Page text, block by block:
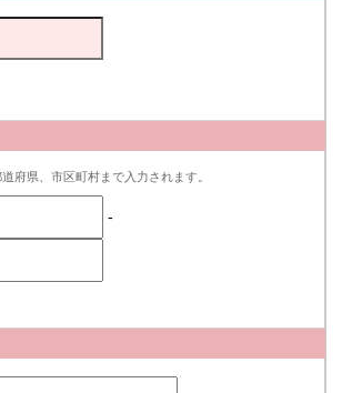
府県、市区町村まで入力されます。
-